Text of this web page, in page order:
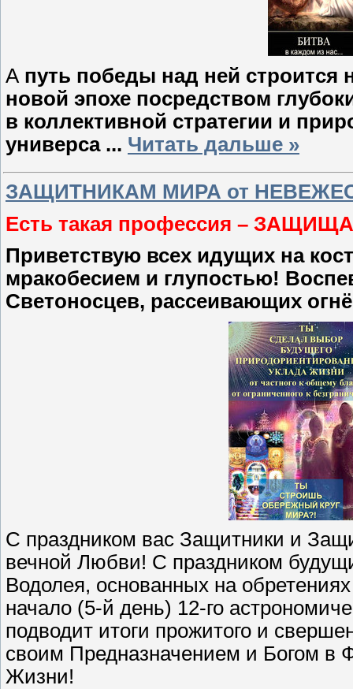
А путь победы над ней
новой эпохе посредством
в коллективной стратегии и
универса ... Читать дальше »
ЗАЩИТНИКАМ МИРА от
Есть такая профессия –
Приветствую всех идущих на
мракобесием и глупостью!
Светоносцев, рассеивающих
С праздником вас Защитники и
вечной Любви! С праздником
Водолея, основанных на
начало (5-й день) 12-го
подводит итоги прожитого и
своим Предназначением и Богом
Жизни!